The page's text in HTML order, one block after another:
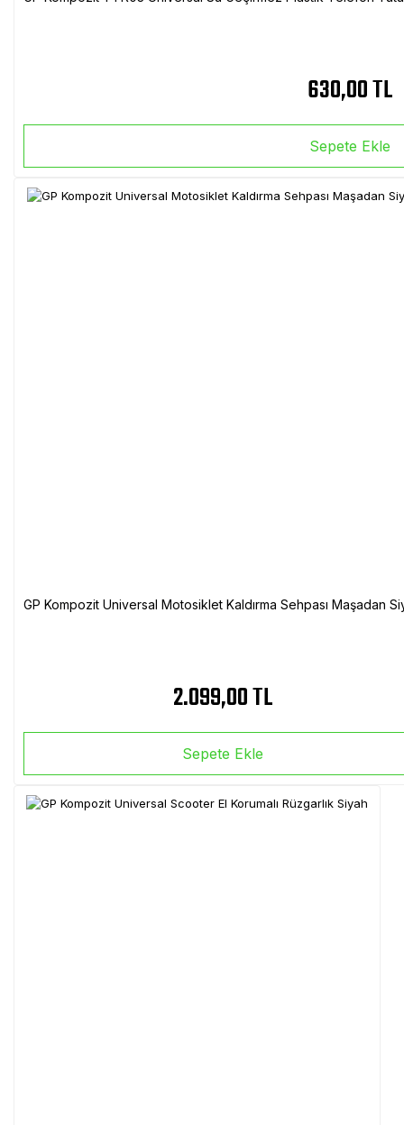
630,00 TL
Sepete Ekle
GP Kompozit Universal Motosiklet Kaldırma Sehpası Maşadan
2.099,00 TL
Sepete Ekle